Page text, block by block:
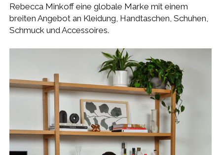
Rebecca Minkoff eine globale Marke mit einem
breiten Angebot an Kleidung, Handtaschen, Schuhen,
Schmuck und Accessoires.